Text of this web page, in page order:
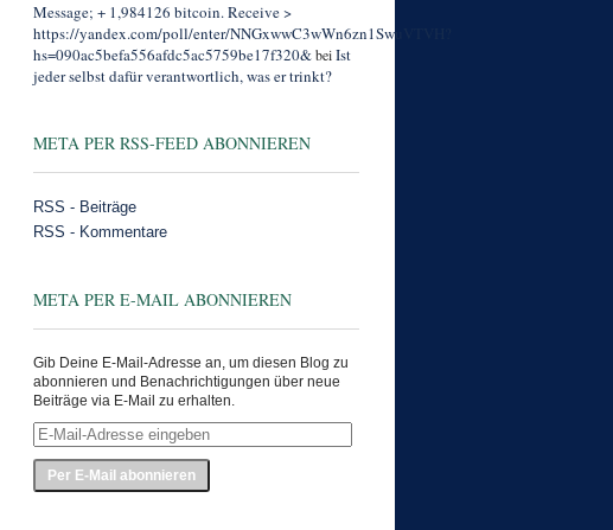
Message; + 1,984126 bitcoin. Receive >
https://yandex.com/poll/enter/NNGxwwC3wWn6zn1SwuVTVH?
hs=090ac5befa556afdc5ac5759be17f320&beiIst
jeder selbst dafür verantwortlich, was er trinkt?
META PER RSS-FEED ABONNIEREN
RSS - Beiträge
RSS - Kommentare
META PER E-MAIL ABONNIEREN
Gib Deine E-Mail-Adresse an, um diesen Blog zu
abonnieren und Benachrichtigungen über neue
Beiträge via E-Mail zu erhalten.
E-
Mail-
Adresse
eingeben